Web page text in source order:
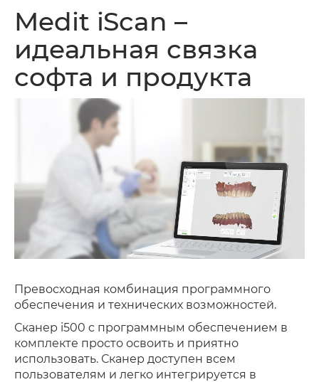
Medit iScan –
идеальная связка
софта и продукта
Превосходная комбинация программного
обеспечения и технических возможностей.
Сканер i500 c программным обеспечением в
комплекте просто освоить и приятно
использовать. Сканер доступен всем
пользователям и легко интегрируется в